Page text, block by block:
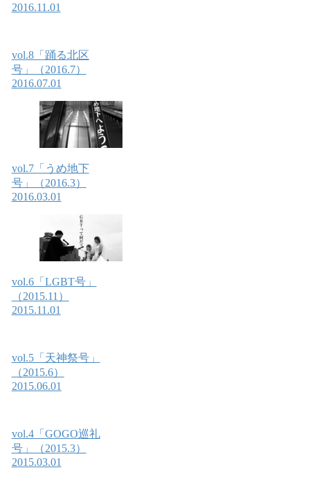
2016.11.01
vol.8「踊る北区
号」（2016.7）
2016.07.01
vol.7「うめ地下
号」（2016.3）
2016.03.01
vol.6「LGBT号」
（2015.11）
2015.11.01
vol.5「天神祭号」
（2015.6）
2015.06.01
vol.4「GOGO巡礼
号」（2015.3）
2015.03.01